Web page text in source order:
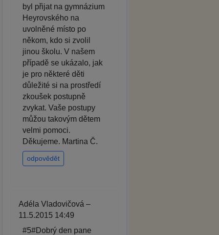
byl přijat na gymnázium
Heyrovského na
uvolněné místo po
někom, kdo si zvolil
jinou školu. V našem
případě se ukázalo, jak
je pro některé děti
důležité si na prostředí
zkoušek postupně
zvykat. Vaše postupy
můžou takovým dětem
velmi pomoci.
Děkujeme. Martina Č.
odpovědět
Adéla Vladovičová –
11.5.2015 14:49
#5#Dobrý den pane